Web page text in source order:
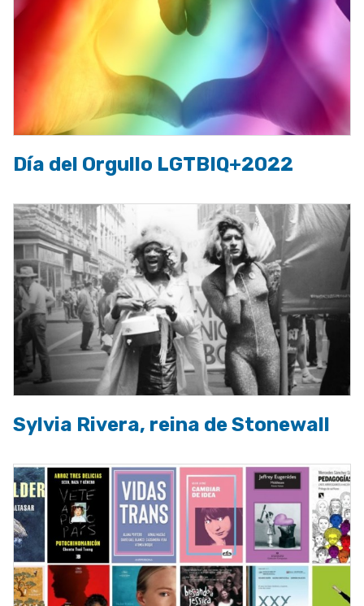
Día del Orgullo LGTBIQ+2022
Sylvia Rivera, reina de Stonewall